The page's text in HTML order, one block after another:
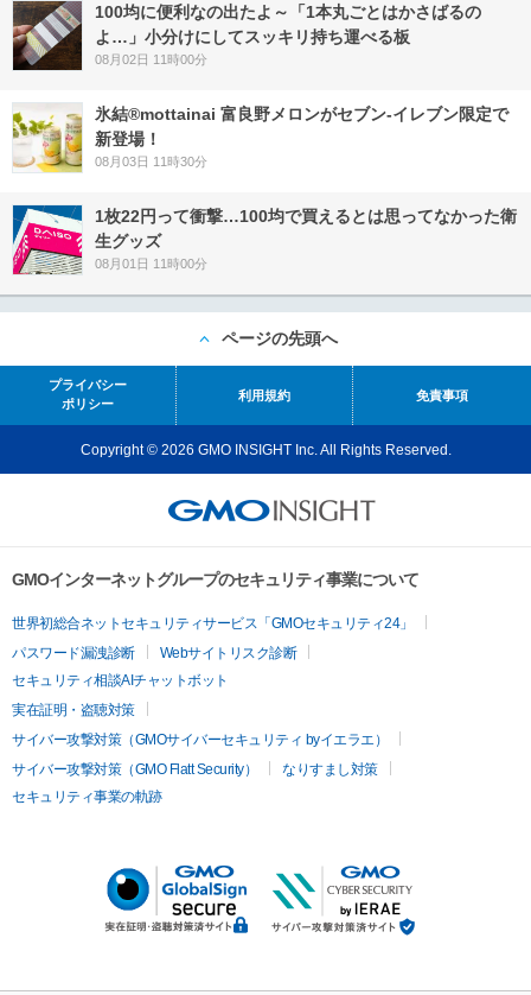
100均に便利なの出たよ～「1本丸ごとはかさばるの
よ…」小分けにしてスッキリ持ち運べる板
08月02日 11時00分
氷結®mottainai 富良野メロンがセブン‐イレブン限定で
新登場！
08月03日 11時30分
1枚22円って衝撃…100均で買えるとは思ってなかった衛
生グッズ
08月01日 11時00分
ページの先頭へ
プライバシー
ポリシー
利用規約 免責事項
Copyright © 2026 GMO INSIGHT Inc. All Rights Reserved.
GMOインターネットグループのセキュリティ事業について
世界初総合ネットセキュリティサービス「GMOセキュリティ24」
パスワード漏洩診断
Webサイトリスク診断
セキュリティ相談AIチャットボット
実在証明・盗聴対策
サイバー攻撃対策（GMOサイバーセキュリティ byイエラエ）
サイバー攻撃対策（GMO Flatt Security）
なりすまし対策
セキュリティ事業の軌跡